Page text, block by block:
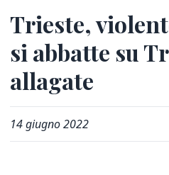
Trieste,
si abbatte su
allagate
14 giugno 2022